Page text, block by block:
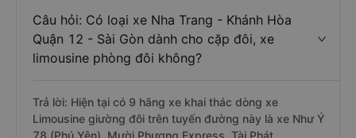
Câu hỏi: Có loại xe Nha Trang - Khánh Hòa
Quận 12 - Sài Gòn dành cho cặp đôi, xe
limousine phòng đôi không?
Trả lời: Hiện tại có 9 hãng xe khai thác dòng xe
Limousine giường đôi trên tuyến đường này là xe Như Ý
78 (Phú Yên), Mười Phương Express, Tài Phát